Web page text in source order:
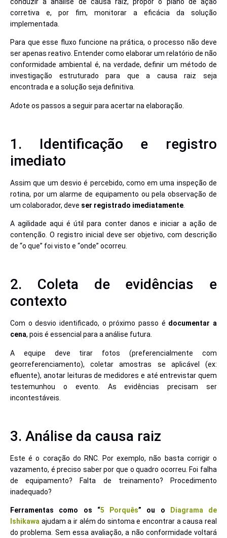
corretiva e, por fim, monitorar a eficácia da solução
implementada.
Para que esse fluxo funcione na prática, o processo não deve
ser apenas reativo. Entender como elaborar um relatório de não
conformidade ambiental é, na verdade, definir um método de
investigação estruturado para que a causa raiz seja
encontrada e a solução seja definitiva.
Adote os passos a seguir para acertar na elaboração.
1. Identificação e registro
imediato
Assim que um desvio é percebido, como em uma inspeção de
rotina, por um alarme de equipamento ou pela observação de
um colaborador, deve ser registrado imediatamente
A agilidade aqui é útil para conter danos e iniciar a ação de
contenção. O registro inicial deve ser objetivo, com descrição
de “o que” foi visto e “onde” ocorreu.
2. Coleta de evidências e
contexto
Com o desvio identificado, o próximo passo é documentar a
cena, pois é essencial para a análise futura.
A equipe deve tirar fotos (preferencialmente com
georreferenciamento), coletar amostras se aplicável (ex:
efluente), anotar leituras de medidores e até entrevistar quem
testemunhou o evento. As evidências precisam ser
incontestáveis.
3. Análise da causa raiz
Este é o coração do RNC. Por exemplo, não basta corrigir o
vazamento, é preciso saber por que o quadro ocorreu. Foi falha
de equipamento? Falta de treinamento? Procedimento
inadequado?
Ferramentas como os “5 Porquês” ou o
Diagrama de
Ishikawa ajudam a ir além do sintoma e encontrar a causa real
do problema. Sem essa avaliação, a não conformidade voltará